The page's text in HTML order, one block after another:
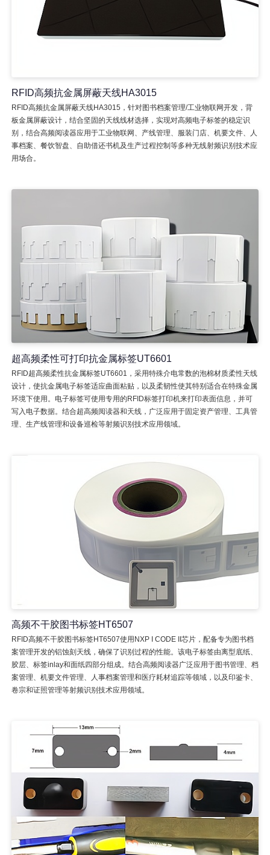
RFID高频抗金属屏蔽天线HA3015
RFID高频抗金属屏蔽天线HA3015，针对图书档案管理/工业物联网开发，背
板金属屏蔽设计，结合坚固的天线线材选择，实现对高频电子标签的稳定识
别，结合高频阅读器应用于工业物联网、产线管理、服装门店、机要文件、人
事档案、餐饮智盘、自助借还书机及生产过程控制等多种无线射频识别技术应
用场合。
超高频柔性可打印抗金属标签UT6601
RFID超高频柔性抗金属标签UT6601，采用特殊介电常数的泡棉材质柔性天线
设计，使抗金属电子标签适应曲面粘贴，以及柔韧性使其特别适合在特殊金属
环境下使用。电子标签可使用专用的RFID标签打印机来打印表面信息，并可
写入电子数据。结合超高频阅读器和天线，广泛应用于固定资产管理、工具管
理、生产线管理和设备巡检等射频识别技术应用领域。
高频不干胶图书标签HT6507
RFID高频不干胶图书标签HT6507使用NXP I CODE II芯片，配备专为图书档
案管理开发的铝蚀刻天线，确保了识别过程的性能。该电子标签由离型底纸、
胶层、标签inlay和面纸四部分组成。结合高频阅读器广泛应用于图书管理、档
案管理、机要文件管理、人事档案管理和医疗耗材追踪等领域，以及印鉴卡、
卷宗和证照管理等射频识别技术应用领域。